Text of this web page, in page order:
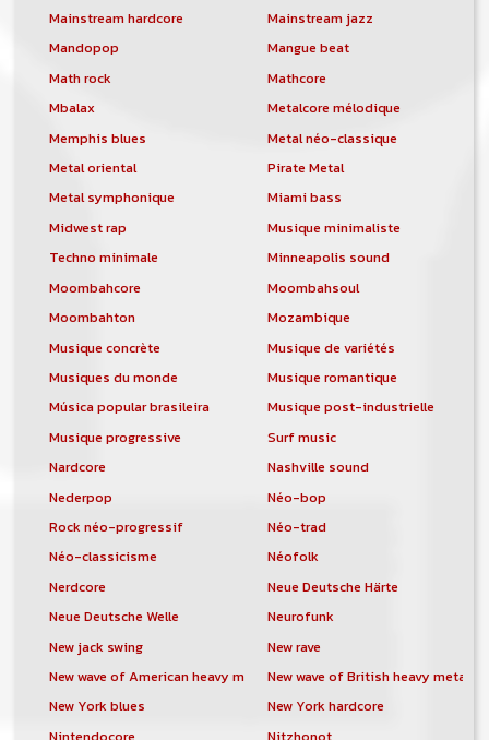
Mainstream hardcore
Mainstream jazz
Mandopop
Mangue beat
Math rock
Mathcore
Mbalax
Metalcore mélodique
Memphis blues
Metal néo-classique
Metal oriental
Pirate Metal
Metal symphonique
Miami bass
Midwest rap
Musique minimaliste
Techno minimale
Minneapolis sound
Moombahcore
Moombahsoul
Moombahton
Mozambique
Musique concrète
Musique de variétés
Musiques du monde
Musique romantique
Música popular brasileira
Musique post-industrielle
Musique progressive
Surf music
Nardcore
Nashville sound
Nederpop
Néo-bop
Rock néo-progressif
Néo-trad
Néo-classicisme
Néofolk
Nerdcore
Neue Deutsche Härte
Neue Deutsche Welle
Neurofunk
New jack swing
New rave
New wave of American heavy metalNew wave of British heavy metal
New York blues
New York hardcore